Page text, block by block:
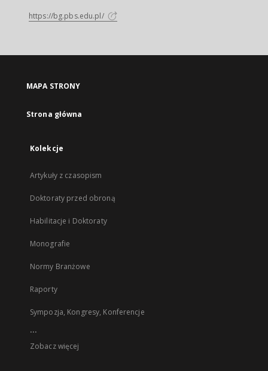
https://bg.pbs.edu.pl/
MAPA STRONY
Strona główna
Kolekcje
Artykuły z czasopism
Doktoraty przed obroną
Habilitacje i Doktoraty
Monografie
Normy Branżowe
Raporty
Sympozja, Kongresy, Konferencje
...
Zobacz więcej